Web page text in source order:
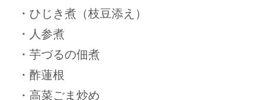
・ひじき煮（枝豆添え）
・人参煮
・芋づるの佃煮
・酢蓮根
・高菜ごま炒め